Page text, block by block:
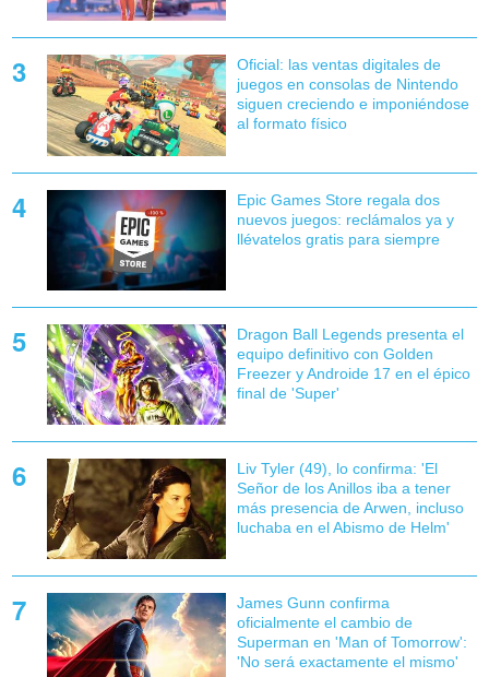
Oficial: las ventas digitales de
juegos en consolas de Nintendo
siguen creciendo e imponiéndose
al formato físico
Epic Games Store regala dos
nuevos juegos: reclámalos ya y
llévatelos gratis para siempre
Dragon Ball Legends presenta el
equipo definitivo con Golden
Freezer y Androide 17 en el épico
final de 'Super'
Liv Tyler (49), lo confirma: 'El
Señor de los Anillos iba a tener
más presencia de Arwen, incluso
luchaba en el Abismo de Helm'
James Gunn confirma
oficialmente el cambio de
Superman en 'Man of Tomorrow':
'No será exactamente el mismo'